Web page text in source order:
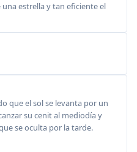
estrella y tan eficiente el
que el sol se levanta por un
su cenit al mediodía y
se oculta por la tarde.